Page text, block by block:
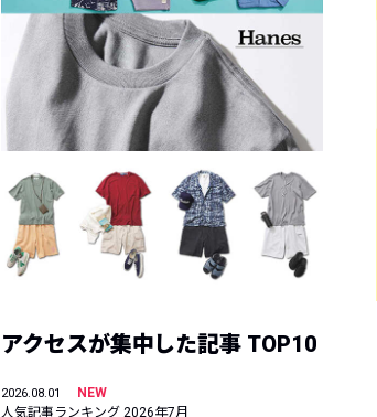
アクセスが集中した記事 TOP10
2026.08.01
NEW
人気記事ランキング 2026年7月